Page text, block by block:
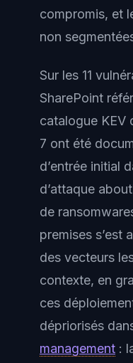
compromis, et
non
Sur les 11
SharePoint
catalogue KEV
7 ont été
d’entrée initial
d’attaque
de
premises s’est
des vecteurs
contexte, en
ces
dépriorisés
management :